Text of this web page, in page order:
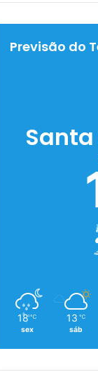
Previsão do
Santa
18 ℃
sex
13 ℃
sáb